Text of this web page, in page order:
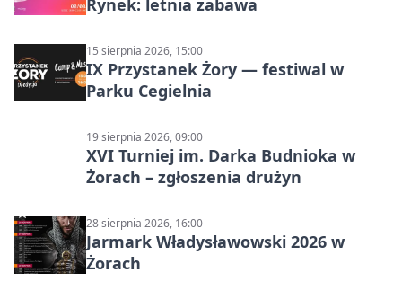
Rynek: letnia zabawa
15 sierpnia 2026, 15:00
IX Przystanek Żory — festiwal w
Parku Cegielnia
19 sierpnia 2026, 09:00
XVI Turniej im. Darka Budnioka w
Żorach – zgłoszenia drużyn
28 sierpnia 2026, 16:00
Jarmark Władysławowski 2026 w
Żorach